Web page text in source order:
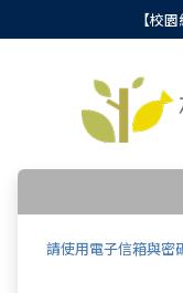
【校
請使用電子信箱與密